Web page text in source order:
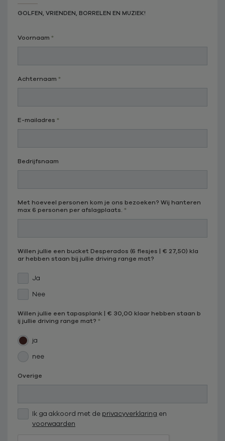
GOLFEN, VRIENDEN, BORRELEN EN MUZIEK!
Voornaam
Achternaam
E-mailadres
Bedrijfsnaam
Met hoeveel personen kom je ons bezoeken? Wij hanteren
max 6 personen per afslagplaats.
Willen jullie een bucket Desperados (6 flesjes | € 27,50) kla
ar hebben staan bij jullie driving range mat?
Ja
Nee
Willen jullie een tapasplank | € 30,00 klaar hebben staan b
ij jullie driving range mat?
ja
nee
Overige
Ik ga akkoord met de privacyverklaring en
voorwaarden